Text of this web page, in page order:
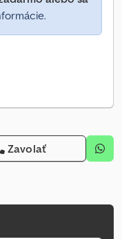
Zavolať